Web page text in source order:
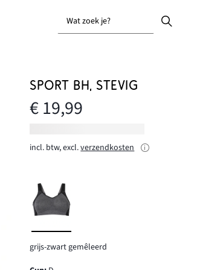
Wat zoek je?
SPORT BH, STEVIG
€ 19,99
incl. btw, excl.verzendkosten
grijs-zwart gemêleerd